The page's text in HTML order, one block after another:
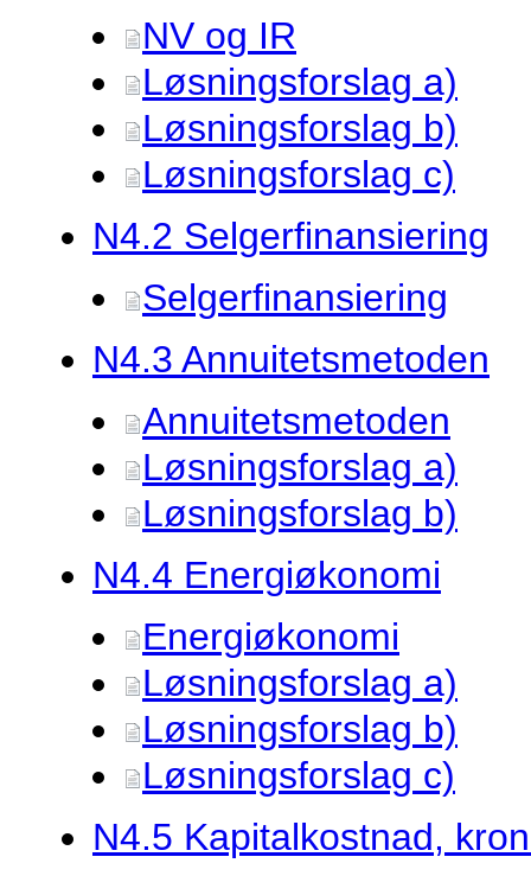
NV og IR
Løsningsforslag a)
Løsningsforslag b)
Løsningsforslag c)
N4.2 Selgerfinansiering
Selgerfinansiering
N4.3 Annuitetsmetoden
Annuitetsmetoden
Løsningsforslag a)
Løsningsforslag b)
N4.4 Energiøkonomi
Energiøkonomi
Løsningsforslag a)
Løsningsforslag b)
Løsningsforslag c)
N4.5 Kapitalkostnad,